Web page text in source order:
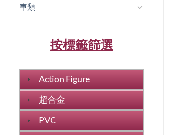
車類
按標籤篩選
Action Figure
超合金
PVC